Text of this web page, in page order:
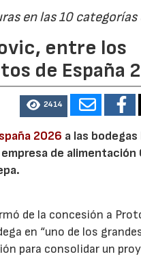
en las 10
entre los
de España
2414
2026 a las
de alimentación
de la concesión a
en “uno de los
para consolidar un